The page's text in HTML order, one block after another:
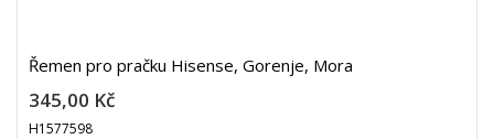
Řemen pro pračku Hisense, Gorenje, Mora
345,00 Kč
H1577598